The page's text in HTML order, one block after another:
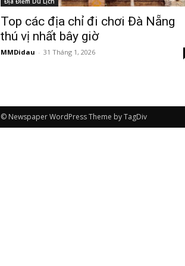
Top các địa chỉ đi chơi Đà Nẵng
thú vị nhất bây giờ
MMDidau - 31 Tháng 1, 2026
© Newspaper WordPress Theme by TagDiv